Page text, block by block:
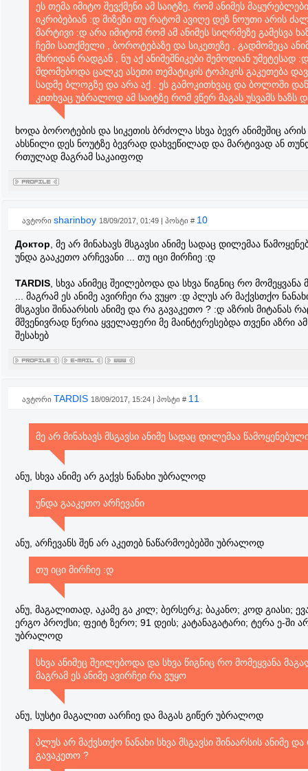
ეს თემა იმიტო შევქმენი ამ საიტზე, რომ ანიმეს მაყურებლები
იკრიბებიან :დ მიზეზი თუ რატომ ავიღე დეზ ნოუთი არის
მარტივი :დ არა იმიტომ რომ ამ ანიმეს სიღრმეზე გამესვა
ჩემი სათქმელი , ბოროტებაზე და სიკეთეზე , გადმომეცა
მხრიდან რადგან , ნუ აქ ანიმეშნიკები შემოდიან უმეტესად
მდომებოდა ცალკე ასეთი თემატიკის ტოპიკის გაკეთება
სადმე ბლოგზე და არა აქ . ეს გამოკითხვაც და ბოლოში
კითხვაც უბრალოდ ამ საიტზე რომ ვწერ მაგას უსვამს ხაზს
სადმე ფილოსოფოსების ჯგუფში :) არ მინდოდა ცალკე
გამეკეთებინა ( პლუს არც შეიძლება ) სადაც მხოლოდ ამ
დავწერდი და ანიმესთან შეხება არ ექნებოდა ...
ხოდა ბოროტების და სიკეთის ბრძოლა სხვა ბევრ ანიმეშიც
ახსნილი დეს ნოუტზე ბევრად დახვეწილად და მარტივად ან
რთულად მაგრამ საკაიფოდ
ავტორი sharinboy 18/09/2017, 01:49 | პოსტი # 10
Доктор , მე არ მინახავს მსგავსი ანიმე სადაც დილემაა
უნდა გააკეთო არჩევანი ... თუ იცი მირჩიე :დ
TARDIS , სხვა ანიმეც შეილებოდა და სხვა წიგნიც რო
... მაგრამ ეს ანიმე ავირჩეი რა ვუყო :დ პლუს არ მაქვსთქო
მსგავსი შინაარსის ანიმე და რა გავაკეთო ? :დ აზრის მიტანას
მშვენივრად წერია ყველაფერი მე მაინტერესებდა თვენი აზრი
შესახებ
ავტორი TARDIS 18/09/2017, 15:24 | პოსტი # 11
მე არ მინახავს მსგავსი ანიმე სადაც დილემაა
ანუ, სხვა ანიმე არ გაქვს ნანახი უბრალოდ
უნდა გააკეთო არჩევანი
ანუ, არჩევანს შენ არ აკეთებ ნაწარმოებებში უბრალოდ
თუ იცი მირჩიე :დ
ანუ, მაგალითად, აკამე გა კილ; ბერსერკ; ბაკანო; კოდ გიასი;
ერგო პროქსი; ფეიტ ზერო; 91 დეის; კატანაგატარი; ტერა ე-ში
უბრალოდ
სხვა ანიმეც შეილებოდა და სხვა წიგნიც რო მომეყვანა
მაგრამ ეს ანიმე ავირჩეი რა ვუყო
ანუ, სუსტი მაგალით აარჩიე და მაგას გიწერ უბრალოდ
პლუს არ მაქვსთქო ნანახი სხვა მსგავსი შინაარსის ანიმე და
გავაკეთო ?